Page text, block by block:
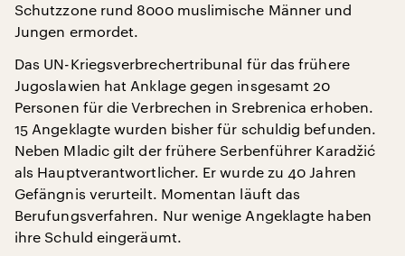
Schutzzone rund 8000 muslimische Männer und
Jungen ermordet.
Das UN-Kriegsverbrechertribunal für das frühere
Jugoslawien hat Anklage gegen insgesamt 20
Personen für die Verbrechen in Srebrenica erhoben.
15 Angeklagte wurden bisher für schuldig befunden.
Neben Mladic gilt der frühere Serbenführer Karadžić
als Hauptverantwortlicher. Er wurde zu 40 Jahren
Gefängnis verurteilt. Momentan läuft das
Berufungsverfahren. Nur wenige Angeklagte haben
ihre Schuld eingeräumt.